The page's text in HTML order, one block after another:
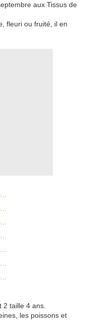
aux Tissus de
fleuri ou fruité, il en
taille 4 ans.
les poissons et